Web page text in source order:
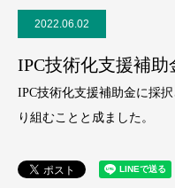
2022.06.02
IPC技術化支援補助
IPC技術化支援補助金に採
り組むことと成ました。